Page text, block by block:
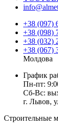
+38 (097)
+38 (098)
+38 (032)
+38 (067)
Молдова
График
Пн-пт:
Сб-Вс:
г. Львов,
Строительные